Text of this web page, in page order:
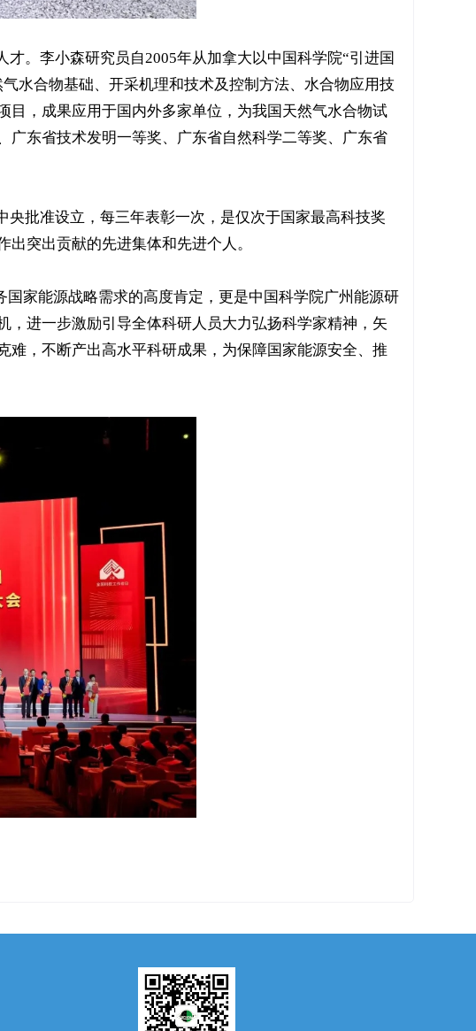
。李小森研究员自2005年从加拿大以中国科学院“引进国
水合物基础、开采机理和技术及控制方法、水合物应用技
，成果应用于国内外多家单位，为我国天然气水合物试
东省技术发明一等奖、广东省自然科学二等奖、广东省
批准设立，每三年表彰一次，是仅次于国家最高科技奖
突出贡献的先进集体和先进个人。
家能源战略需求的高度肯定，更是中国科学院广州能源研
进一步激励引导全体科研人员大力弘扬科学家精神，矢
，不断产出高水平科研成果，为保障国家能源安全、推